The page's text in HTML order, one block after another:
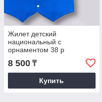
Жилет детский
национальный с
орнаментом 38 р
8 500 ₸
Купить